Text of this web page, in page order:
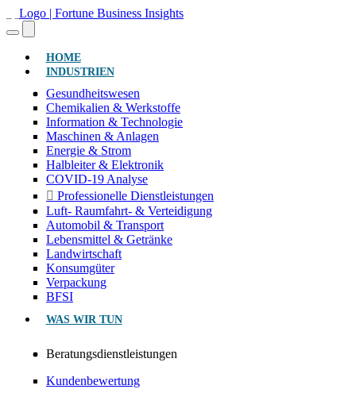
HOME(AKTUELL)
INDUSTRIEN
Gesundheitswesen
Chemikalien & Werkstoffe
Information & Technologie
Maschinen & Anlagen
Energie & Strom
Halbleiter & Elektronik
COVID-19 Analyse
Professionelle Dienstleistungen
Luft- Raumfahrt- & Verteidigung
Automobil & Transport
Lebensmittel & Getränke
Landwirtschaft
Konsumgüter
Verpackung
BFSI
WAS WIR TUN
Beratungsdienstleistungen
Kundenbewertung